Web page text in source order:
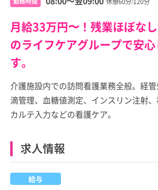
月給33万円〜！残業ほぼな
のライフケアグループで安
す。
介護施設内での訪問看護業務全般。経
滴管理、血糖値測定、インスリン注射
カルテ入力などの看護ケア。
求人情報
給与